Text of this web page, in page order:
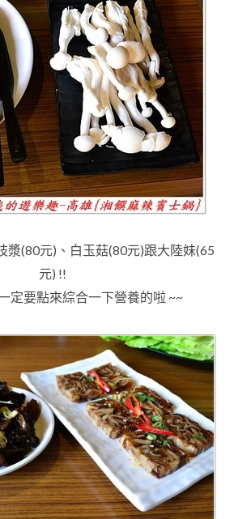
漿(80元) 、白玉菇(80元)跟大陸妹(65
元) !!
定要點來綜合一下營養的啦 ~~